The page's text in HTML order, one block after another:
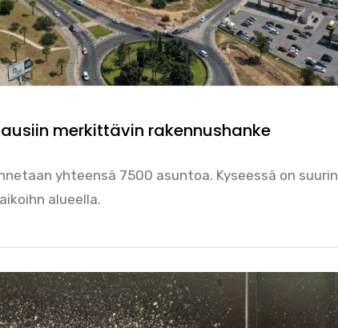
merkittävin rakennushanke
yhteensä 7500 asuntoa. Kyseessä on suurin
alueella.